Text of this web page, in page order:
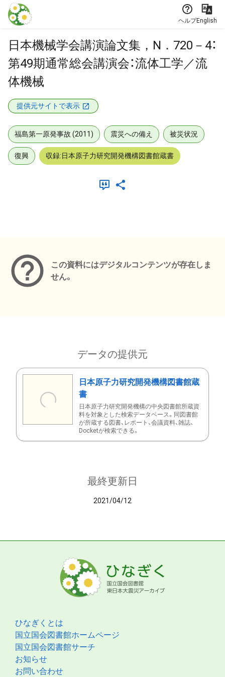
本文に飛ぶ
ヘルプEnglish
日本機械学会講演論文集，N．720－4：
第49期通常総会講演会：流体工学／流
体機械
提供元サイトで表示
福島第一原発事故 (2011) 震災への備え 被災状況
復興 収録:日本原子力研究開発機構図書館蔵書
この資料にはデジタルコンテンツが存在しま
せん。
データの提供元
日本原子力研究開発機構図書館蔵
書
日本原子力研究開発機構の中央図書館所蔵資
料を対象とした検索データベース。同図書館
が所蔵する図書、レポート、会議資料、雑誌、
Docketが検索できる。
最終更新日
2021/04/12
ひなぎくとは
国立国会図書館ホームページ
国立国会図書館サーチ
お知らせ
お問い合わせ